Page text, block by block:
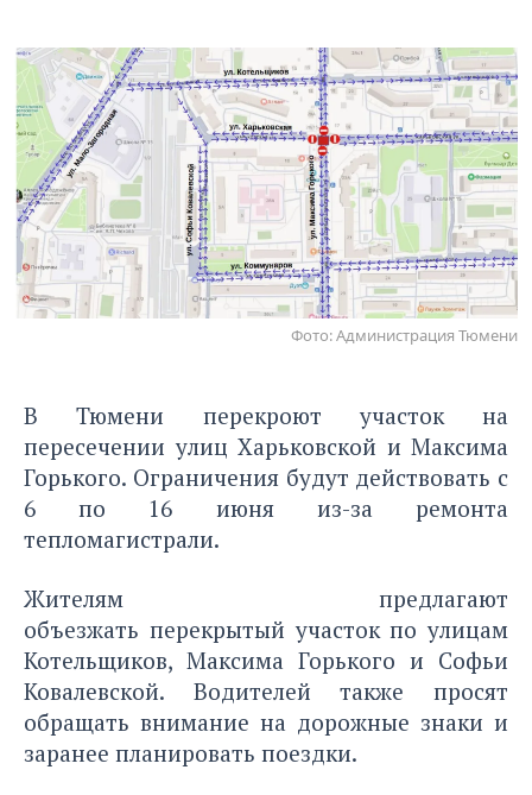
Фото: Администрация Тюмени
В Тюмени перекроют участок на
пересечении улиц Харьковской и Максима
Горького. Ограничения будут действовать с
6 по 16 июня из-за ремонта
тепломагистрали.
Жителям предлагают
объезжать перекрытый участок по улицам
Котельщиков, Максима Горького и Софьи
Ковалевской. Водителей также просят
обращать внимание на дорожные знаки и
заранее планировать поездки.